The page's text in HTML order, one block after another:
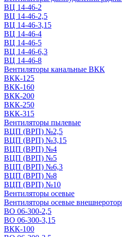
ВЦ 14-46-2
ВЦ 14-46-2,5
ВЦ 14-46-3,15
ВЦ 14-46-4
ВЦ 14-46-5
ВЦ 14-46-6,3
ВЦ 14-46-8
Вентиляторы канальные ВКК
ВКК-125
ВКК-160
ВКК-200
ВКК-250
ВКК-315
Вентиляторы пылевые
ВЦП (ВРП) №2,5
ВЦП (ВРП) №3,15
ВЦП (ВРП) №4
ВЦП (ВРП) №5
ВЦП (ВРП) №6,3
ВЦП (ВРП) №8
ВЦП (ВРП) №10
Вентиляторы осевые
Вентиляторы осевые
ВО 06-300-2,5
ВО 06-300-3,15
ВКК-100